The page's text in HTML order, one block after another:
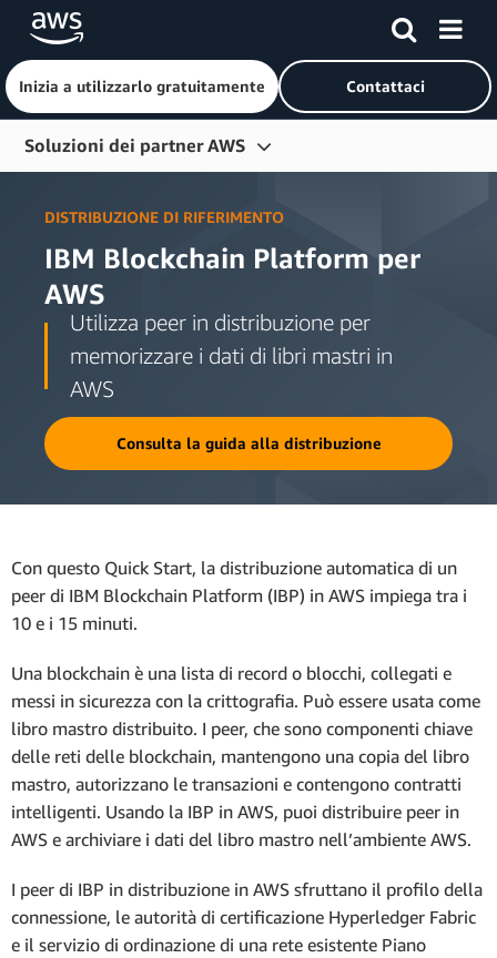
Passa al contenuto principale
Inizia a utilizzarlo gratuitamente Contattaci
Soluzioni dei partner AWS
Moduli Terraform
Domande frequenti
Risorse
DISTRIBUZIONE DI RIFERIMENTO
IBM Blockchain Platform per
AWS
Utilizza peer in distribuzione per
memorizzare i dati di libri mastri in
AWS
Consulta la guida alla distribuzione
Con questo Quick Start, la distribuzione automatica di un
peer di IBM Blockchain Platform (IBP) in AWS impiega tra i
10 e i 15 minuti.
Una blockchain è una lista di record o blocchi, collegati e
messi in sicurezza con la crittografia. Può essere usata come
libro mastro distribuito. I peer, che sono componenti chiave
delle reti delle blockchain, mantengono una copia del libro
mastro, autorizzano le transazioni e contengono contratti
intelligenti. Usando la IBP in AWS, puoi distribuire peer in
AWS e archiviare i dati del libro mastro nell’ambiente AWS.
I peer di IBP in distribuzione in AWS sfruttano il profilo della
connessione, le autorità di certificazione Hyperledger Fabric
e il servizio di ordinazione di una rete esistente Piano